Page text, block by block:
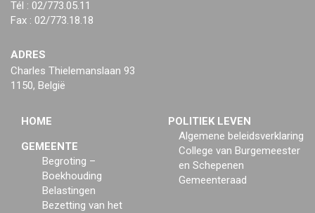
Tél : 02/773.05.11
Fax : 02/773.18.18
ADRES
Charles Thielemanslaan 93
1150, België
HOME
GEMEENTE
Begroting –
Boekhouding
Belastingen
Bezetting van het
POLITIEK LEVEN
Algemene beleidsverklaring
College van Burgemeester
en Schepenen
Gemeenteraad